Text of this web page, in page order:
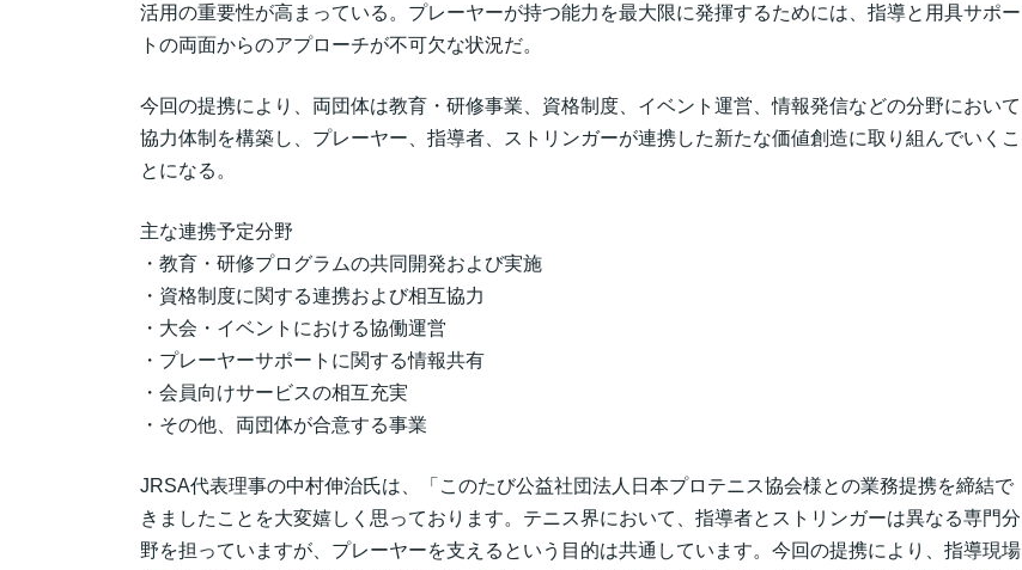
活用の重要性が高まっている。プレーヤーが持つ能力を最大限に発揮するためには、指導と用具サポー
トの両面からのアプローチが不可欠な状況だ。
今回の提携により、両団体は教育・研修事業、資格制度、イベント運営、情報発信などの分野において
協力体制を構築し、プレーヤー、指導者、ストリンガーが連携した新たな価値創造に取り組んでいくこ
とになる。
主な連携予定分野
・教育・研修プログラムの共同開発および実施
・資格制度に関する連携および相互協力
・大会・イベントにおける協働運営
・プレーヤーサポートに関する情報共有
・会員向けサービスの相互充実
・その他、両団体が合意する事業
JRSA代表理事の中村伸治氏は、「このたび公益社団法人日本プロテニス協会様との業務提携を締結で
きましたことを大変嬉しく思っております。テニス界において、指導者とストリンガーは異なる専門分
野を担っていますが、プレーヤーを支えるという目的は共通しています。今回の提携により、指導現場